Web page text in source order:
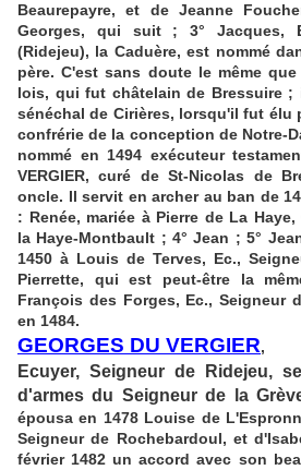
Beaurepayre, et de Jeanne
Georges, qui suit ; 3° Jacques,
(Ridejeu), la Caduère, est nommé
père. C'est sans doute le même
lois, qui fut châtelain de Bressuire ;
sénéchal de Cirières, lorsqu'il fut élu
confrérie de la conception de Notre-
nommé en 1494 exécuteur
VERGIER, curé de St-Nicolas de
oncle. Il servit en archer au ban de
: Renée, mariée à Pierre de La
la Haye-Montbault ; 4° Jean ; 5°
1450 à Louis de Terves, Ec.,
Pierrette, qui est peut-être la
François des Forges, Ec., Seigneur
en 1484.
GEORGES DU VERGIER,
Ecuyer, Seigneur de Ridejeu,
d'armes du Seigneur de la
épousa en 1478 Louise de
Seigneur de Rochebardoul, et
février 1482 un accord avec son